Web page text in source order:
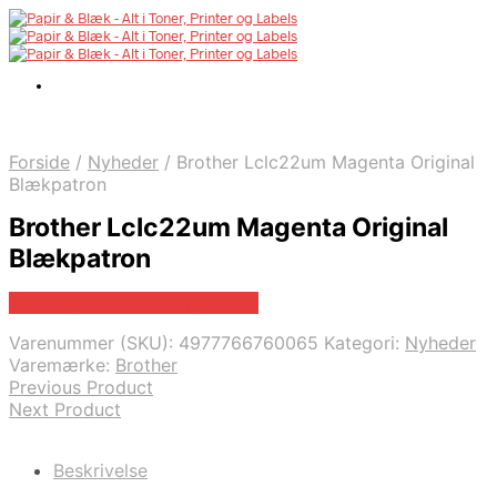
Forside / Nyheder / Brother Lclc22um Magenta Original
Blækpatron
Brother Lclc22um Magenta Original
Blækpatron
Varenummer (SKU): 4977766760065 Kategori: Nyheder
Varemærke: Brother
Previous Product
Next Product
Beskrivelse